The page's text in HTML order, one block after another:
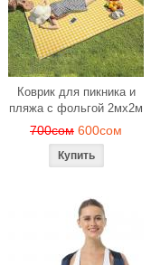
Коврик для пикника и
пляжа с фольгой 2мх2м
700сом 600сом